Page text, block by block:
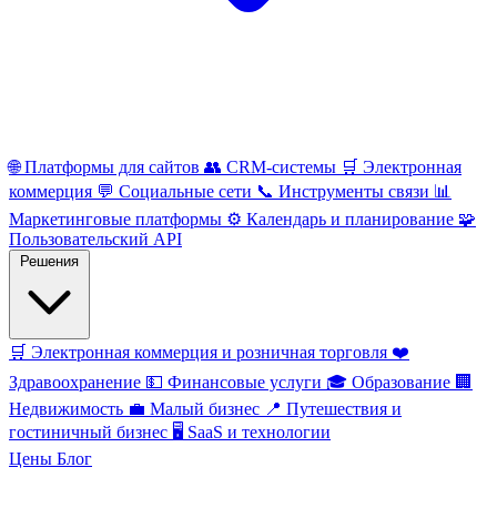
🌐Платформы для сайтов 👥 CRM-системы 🛒 Электронная
коммерция 💬 Социальные сети 📞 Инструменты связи 📊
Маркетинговые платформы ⚙️ Календарь и планирование 🧩
Пользовательский API
🛒 Электронная коммерция и розничная торговля ❤️
Здравоохранение 💵 Финансовые услуги 🎓 Образование 🏢
Недвижимость 💼 Малый бизнес 📍 Путешествия и
гостиничный бизнес 🖥️ SaaS и технологии
Цены Блог